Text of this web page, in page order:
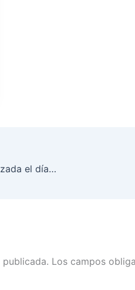
Sesión Extraordinaria del Consejo General, realizada el día 19 de febrero de 2018 en las instalaciones del Instituto
Los campos